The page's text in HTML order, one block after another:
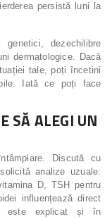
persistă luni la
dezechilibre
dermatologice. Dacă
tale, poți încetini
Iată ce poți face
SĂ ALEGI UN
Discută cu
analize uzuale:
D, TSH pentru
influențează direct
este explicat și în